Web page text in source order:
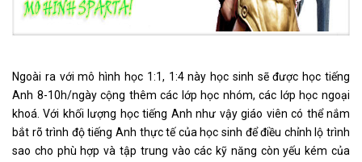
Ngoài ra với mô hình học 1:1, 1:4 này học sinh sẽ được học tiếng
Anh 8-10h/ngày cộng thêm các lớp học nhóm, các lớp học ngoại
khoá. Với khối lượng học tiếng Anh như vậy giáo viên có thể nắm
bắt rõ trình độ tiếng Anh thực tế của học sinh để điều chỉnh lộ trình
sao cho phù hợp và tập trung vào các kỹ năng còn yếu kém của